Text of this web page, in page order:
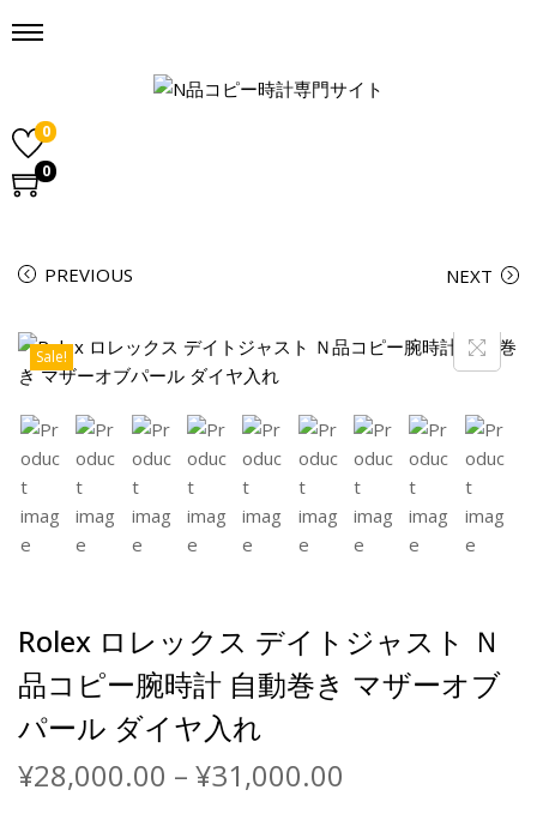
0
0
PREVIOUS NEXT
Sale!
Rolex ロレックス デイトジャスト Ｎ
品コピー腕時計 自動巻き マザーオブ
パール ダイヤ入れ
¥28,000.00 – ¥31,000.00